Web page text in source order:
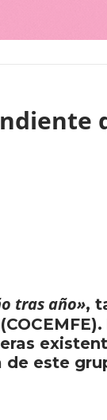
tras año»,
este